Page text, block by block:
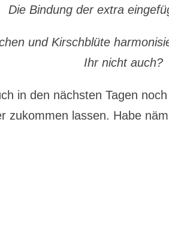
Die Bindung der extra
und Kirschblüte
Ihr nicht auch?
in den nächsten Tagen
zukommen lassen. Habe